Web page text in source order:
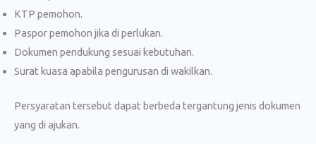
KTP pemohon.
Paspor pemohon jika di perlukan.
Dokumen pendukung sesuai kebutuhan.
Surat kuasa apabila pengurusan di wakilkan.
Persyaratan tersebut dapat berbeda tergantung jenis dokumen
yang di ajukan.